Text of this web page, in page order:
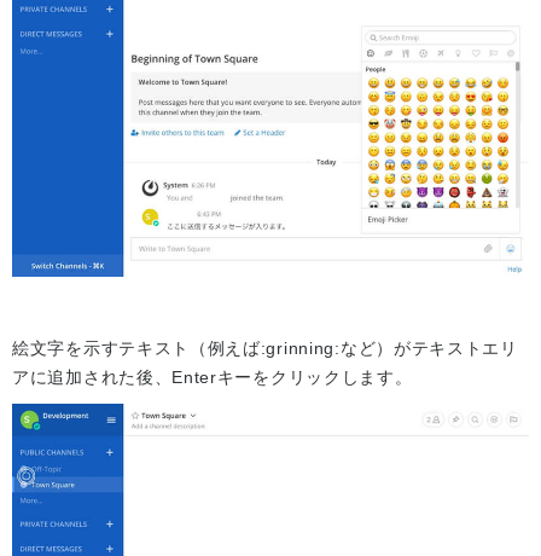
絵文字を示すテキスト（例えば:grinning:など）がテキストエリ
アに追加された後、Enterキーをクリックします。